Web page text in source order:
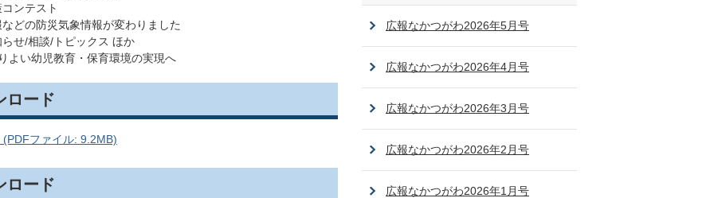
ンテスト
どの防災気象情報が変わりました
せ/相談/トピックス ほか
よい幼児教育・保育環境の実現へ
ロード
(PDFファイル: 9.2MB)
ロード
広報なかつがわ2026年5月号
広報なかつがわ2026年4月号
広報なかつがわ2026年3月号
広報なかつがわ2026年2月号
広報なかつがわ2026年1月号